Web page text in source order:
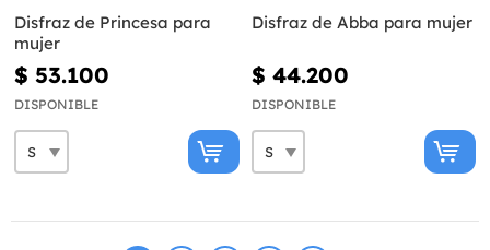
Disfraz de Princesa para
mujer
$ 53.100
DISPONIBLE
Disfraz de Abba para mujer
$ 44.200
DISPONIBLE